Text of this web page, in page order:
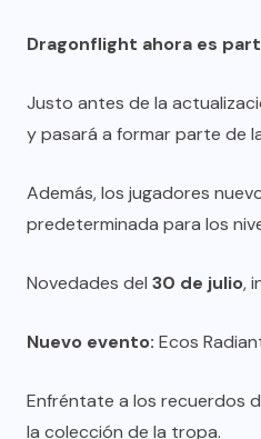
Dragonflight ahora es
Justo antes de la
y pasará a formar parte de
Además, los jugadores
predeterminada para los
Novedades del 30 de julio,
Nuevo evento: Ecos
Enfréntate a los recuerdos
la colección de la tropa.